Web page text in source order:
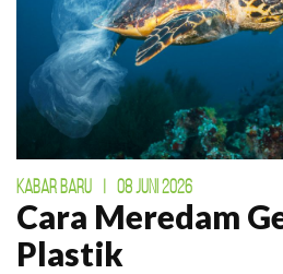
KABAR BARU | 08 JUNI 2026
Cara Meredam
Plastik